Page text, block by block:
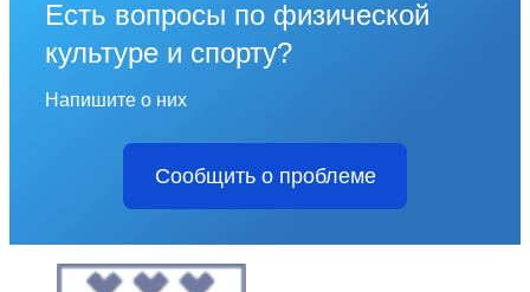
Есть вопросы по физической
культуре и спорту?
Напишите о них
Сообщить о проблеме